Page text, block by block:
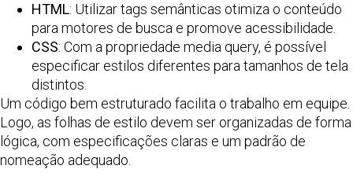
HTML: Utilizar tags semânticas otimiza o conteúdo
para motores de busca e promove acessibilidade.
CSS: Com a propriedade media query, é possível
especificar estilos diferentes para tamanhos de tela
distintos.
Um código bem estruturado facilita o trabalho em equipe.
Logo, as folhas de estilo devem ser organizadas de forma
lógica, com especificações claras e um padrão de
nomeação adequado.